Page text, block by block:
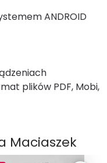
ANDROID
plików PDF, Mobi,
Maciaszek